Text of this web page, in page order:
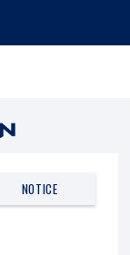
NOTICE